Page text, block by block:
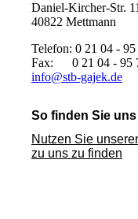
Daniel-Kircher-Str. 11
40822 Mettmann
Telefon: 0 21 04 -
Fax: 0 21 04 - 95
info@stb-gajek.de
So finden Sie uns
Nutzen Sie
zu uns zu finden